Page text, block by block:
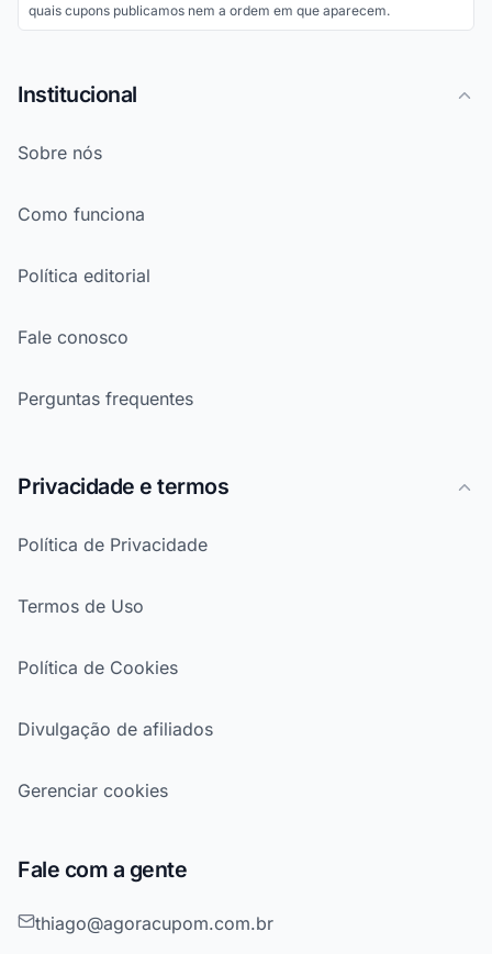
quais cupons publicamos nem a ordem em que aparecem.
Institucional
Sobre nós
Como funciona
Política editorial
Fale conosco
Perguntas frequentes
Privacidade e termos
Política de Privacidade
Termos de Uso
Política de Cookies
Divulgação de afiliados
Gerenciar cookies
Fale com a gente
thiago@agoracupom.com.br